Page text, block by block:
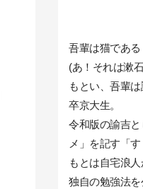
吾輩は猫である
(あ！それは漱
もとい、吾輩
卒京大生。
令和版の諭吉
メ」を記す「す
もとは自宅浪
独自の勉強法を